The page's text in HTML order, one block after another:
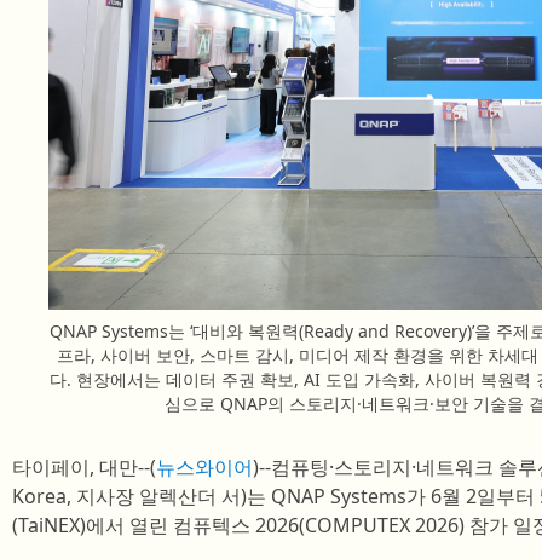
QNAP Systems는 ‘대비와 복원력(Ready and Recovery)’을 주
프라, 사이버 보안, 스마트 감시, 미디어 제작 환경을 위한 차세
다. 현장에서는 데이터 주권 확보, AI 도입 가속화, 사이버 복원
심으로 QNAP의 스토리지·네트워크·보안 기술을
타이페이, 대만--(뉴스와이어)--컴퓨팅·스토리지·네트워크 솔
Korea, 지사장 알렉산더 서)는 QNAP Systems가 6월 2일부
(TaiNEX)에서 열린 컴퓨텍스 2026(COMPUTEX 2026) 참가